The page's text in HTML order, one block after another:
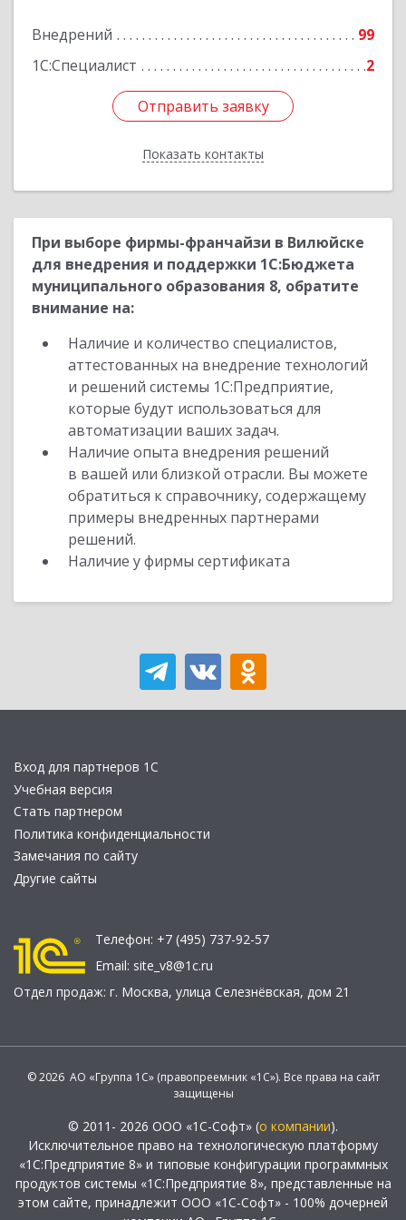
Внедрений
99
1С:Специалист
2
Отправить заявку
Показать контакты
Подробнее
Отправить заявку
Назад
При выборе фирмы-франчайзи в Вилюйске
для внедрения и поддержки 1С:Бюджета
муниципального образования 8, обратите
внимание на:
Наличие и количество специалистов,
аттестованных на внедрение технологий
и решений системы 1С:Предприятие,
которые будут использоваться для
автоматизации ваших задач.
Наличие опыта внедрения решений
в вашей или близкой отрасли. Вы можете
обратиться к справочнику, содержащему
примеры внедренных партнерами
решений.
Наличие у фирмы сертификата
Вход для партнеров 1С
Учебная версия
Стать партнером
Политика конфиденциальности
Замечания по сайту
Другие сайты
Телефон: +7 (495) 737-92-57
Email: site_v8@1c.ru
Отдел продаж: г. Москва, улица Селезнёвская, дом 21
© 2026 АО «Группа 1С» (правопреемник «1С»). Все права на сайт
защищены
© 2011- 2026 ООО «1С-Софт» (о компании).
Исключительное право на технологическую платформу
«1С:Предприятие 8» и типовые конфигурации программных
продуктов системы «1С:Предприятие 8», представленные на
этом сайте, принадлежит ООО «1С-Софт» - 100% дочерней